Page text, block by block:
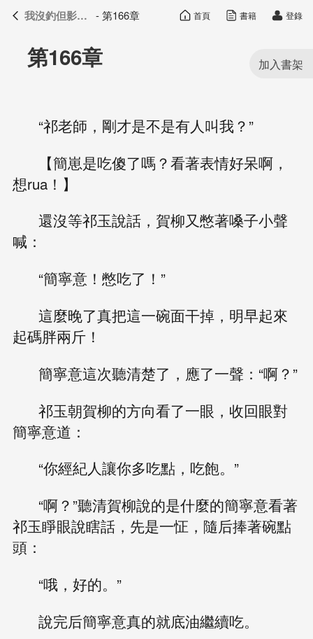
我沒釣但影帝真香了 目錄
第166章
“祁老師，剛才是不是有人叫我？”
【簡崽是吃傻了嗎？看著表情好呆啊，
想rua！】
還沒等祁玉說話，賀柳又憋著嗓子小聲
喊：
“簡寧意！憋吃了！”
這麼晚了真把這一碗面干掉，明早起來
起碼胖兩斤！
簡寧意這次聽清楚了，應了一聲：“啊？”
祁玉朝賀柳的方向看了一眼，收回眼對
簡寧意道：
“你經紀人讓你多吃點，吃飽。”
“啊？”聽清賀柳說的是什麼的簡寧意看著
祁玉睜眼說瞎話，先是一怔，隨后捧著碗點
頭：
“哦，好的。”
說完后簡寧意真的就底油繼續吃。
我沒釣但影帝真香了 - 第166章 首頁 書籍 登錄